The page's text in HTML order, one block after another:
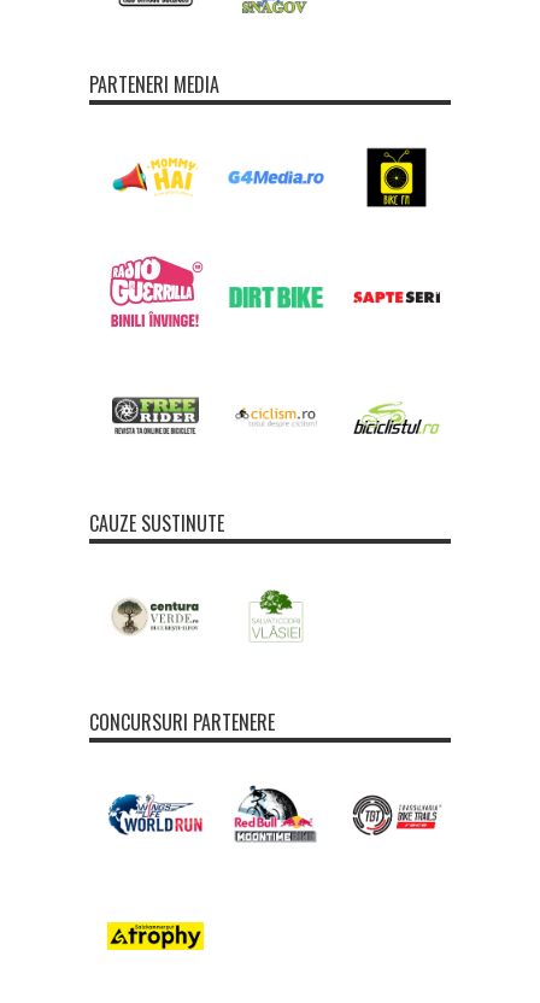
PARTENERI MEDIA
CAUZE SUSTINUTE
CONCURSURI PARTENERE